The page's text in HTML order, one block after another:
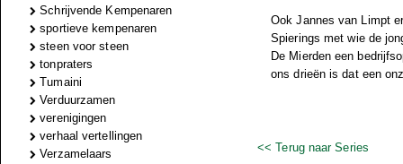
Schrijvende Kempenaren
sportieve kempenaren
steen voor steen
tonpraters
Tumaini
Verduurzamen
verenigingen
verhaal vertellingen
Verzamelaars
Ook Jannes van Limpt
Spierings met wie de
De Mierden een
ons drieën is dat een
<< Terug naar Series